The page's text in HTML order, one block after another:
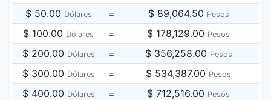
$ 50.00 Dólares = $ 89,064.50 Pesos
$ 100.00 Dólares = $ 178,129.00 Pesos
$ 200.00 Dólares = $ 356,258.00 Pesos
$ 300.00 Dólares = $ 534,387.00 Pesos
$ 400.00 Dólares = $ 712,516.00 Pesos